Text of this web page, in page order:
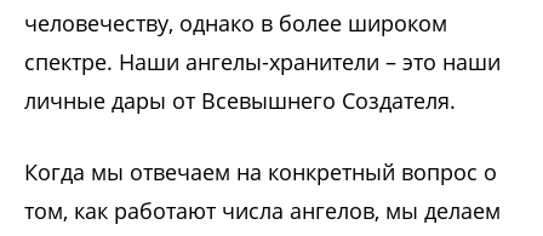
человечеству, однако в более широком
спектре. Наши ангелы-хранители – это наши
личные дары от Всевышнего Создателя.
Когда мы отвечаем на конкретный вопрос о
том, как работают числа ангелов, мы делаем